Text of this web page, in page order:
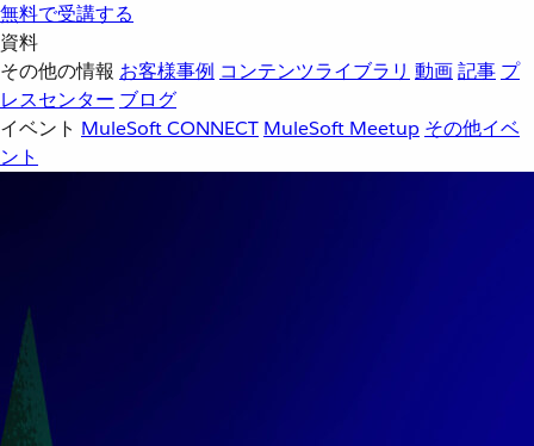
無料で受講する
資料
その他の情報 お客様事例 コンテンツライブラリ 動画記事 プ
レスセンター ブログ
イベント MuleSoft CONNECT MuleSoft Meetup その他イベ
ント